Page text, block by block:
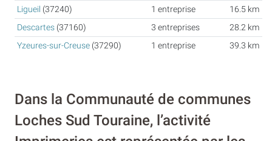
Ligueil (37240) 1 entreprise
16.5 km
Descartes (37160) 3 entreprises
28.2 km
Yzeures-sur-Creuse (37290) 1 entreprise 39.3 km
Dans la Communauté de communes
Loches Sud Touraine, l’activité